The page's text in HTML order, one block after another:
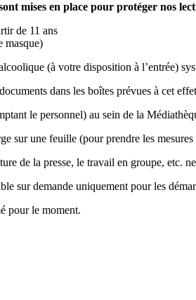
mises en place pour protéger nos
de 11 ans
masque)
(à votre disposition à l’entrée)
dans les boîtes prévues à cet
le personnel) au sein de la
sur une feuille (pour prendre les
de la presse, le travail en groupe, etc.
sur demande uniquement pour les
pour le moment.